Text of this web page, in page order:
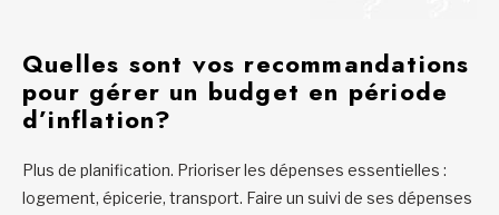
Quelles sont vos recommandations
pour gérer un budget en période
d’inflation?
Plus de planification. Prioriser les dépenses essentielles :
logement, épicerie, transport. Faire un suivi de ses dépenses